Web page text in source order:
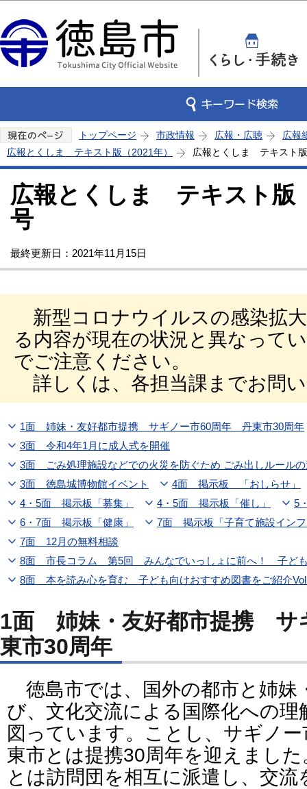
トップページ 市政情報 広報・広聴
広報
広報とくしま テキスト版（2021年）
広報とくしま テキスト
広報とくしま テキスト版
号
最終更新日：2021年11月15日
新型コロナウイルスの感染拡
る内容が現在の状況と異なって
でご注意ください。
詳しくは、各担当課までお問
1面 姉妹・友好都市提携 サギノー市60周年 丹東市30周年
3面 令和4年1月に成人式を開催
3面 ごみ処理施設などでの火災を防ぐため ごみ出しルール
3面 徳島城博物館イベント
4面 掲示板 「おしらせ」
4・5面 掲示板「募集」
4・5面 掲示板「催し」
5
6・7面 掲示板「健康」
7面 掲示板「子育て施設イン
7面 12月の無料相談
8面 市長コラム 第5回 みんなでいっしょに前へ！ 子ども
8面 本を読み心を育む 子ども向けおすすめ図書をご紹介
1面 姉妹・友好都市提携 サ
東市30周年
徳島市では、国外の都市と姉妹
び、文化交流による国際化への
図っています。ことし、サギノ
東市とは提携30周年を迎えまし
とは訪問団を相互に派遣し、交